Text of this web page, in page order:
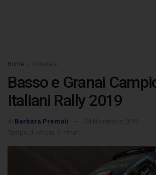
Home
Basso e Granai
Italiani Rally 2019
Barbara Premoli